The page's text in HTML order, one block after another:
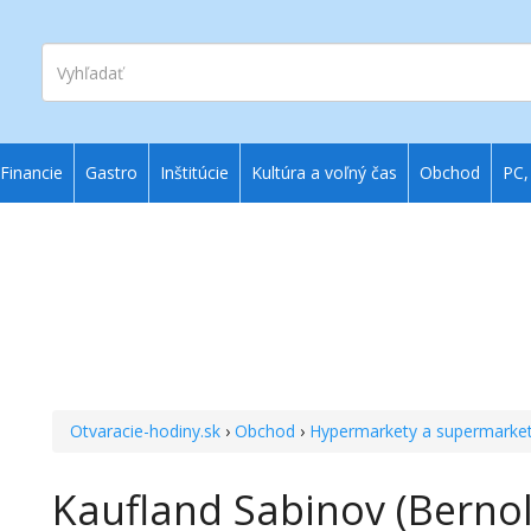
Vyhľadať
Otvaracie-hodiny.sk ›Obchod › Hypermarkety a
Kaufland Sabinov
Financie Gastro Inštitúcie Kultúra a voľný čas Obchod